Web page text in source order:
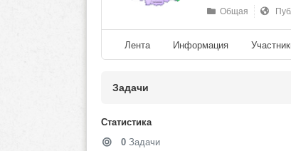
Общая
Лента Информация
Задачи
Статистика
0 Задачи